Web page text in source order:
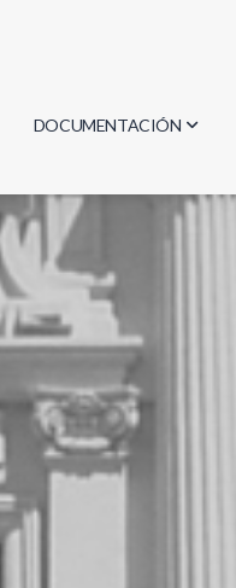
DOCUMENTACIÓN
Actas
Reglamentos
Documentos